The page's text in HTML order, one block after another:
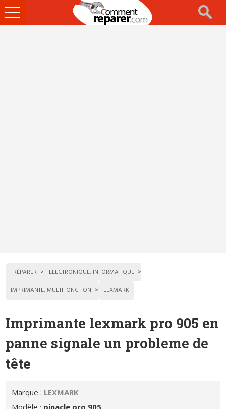
Ouvrir
le
RÉPARER
ELECTRONIQUE, INFORMATIQUE
IMPRIMANTE, MULTIFONCTION
LEXMARK
Imprimante lexmark pro 905 en
panne signale un probleme de
tête
Marque : LEXMARK